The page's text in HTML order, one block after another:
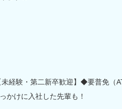
経験・第二新卒歓迎】◆要普免（
かけに入社した先輩も！